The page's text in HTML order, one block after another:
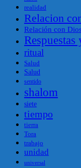
realidad
Relacion
Relación con Dios
Respuestas
ritual
Salud
Salud
sentido
shalom
siete
tiempo
tierra
Tora
trabajo
unidad
universal